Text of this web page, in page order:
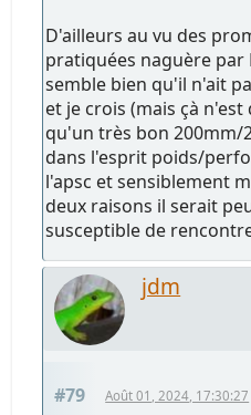
D'ailleurs au vu des
pratiquées naguère par
semble bien qu'il n'ait
et je crois (mais çà
qu'un très bon 200mm/
dans l'esprit poids/
l'apsc et sensiblement
deux raisons il serait
susceptible de
jdm
#79 Août 01, 2024, 17:30:27